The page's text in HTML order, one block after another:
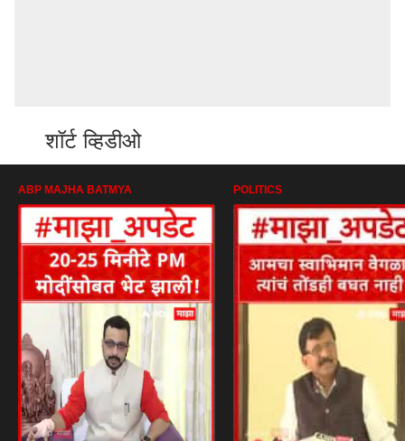
शॉर्ट व्हिडीओ
ABP MAJHA BATMYA POLITICS